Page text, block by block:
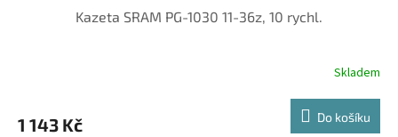
Kazeta SRAM PG-1030 11-36z, 10 rychl.
Skladem
1 143 Kč Do košíku